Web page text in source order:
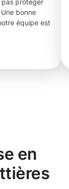
pas protéger
bonne
équipe est
en